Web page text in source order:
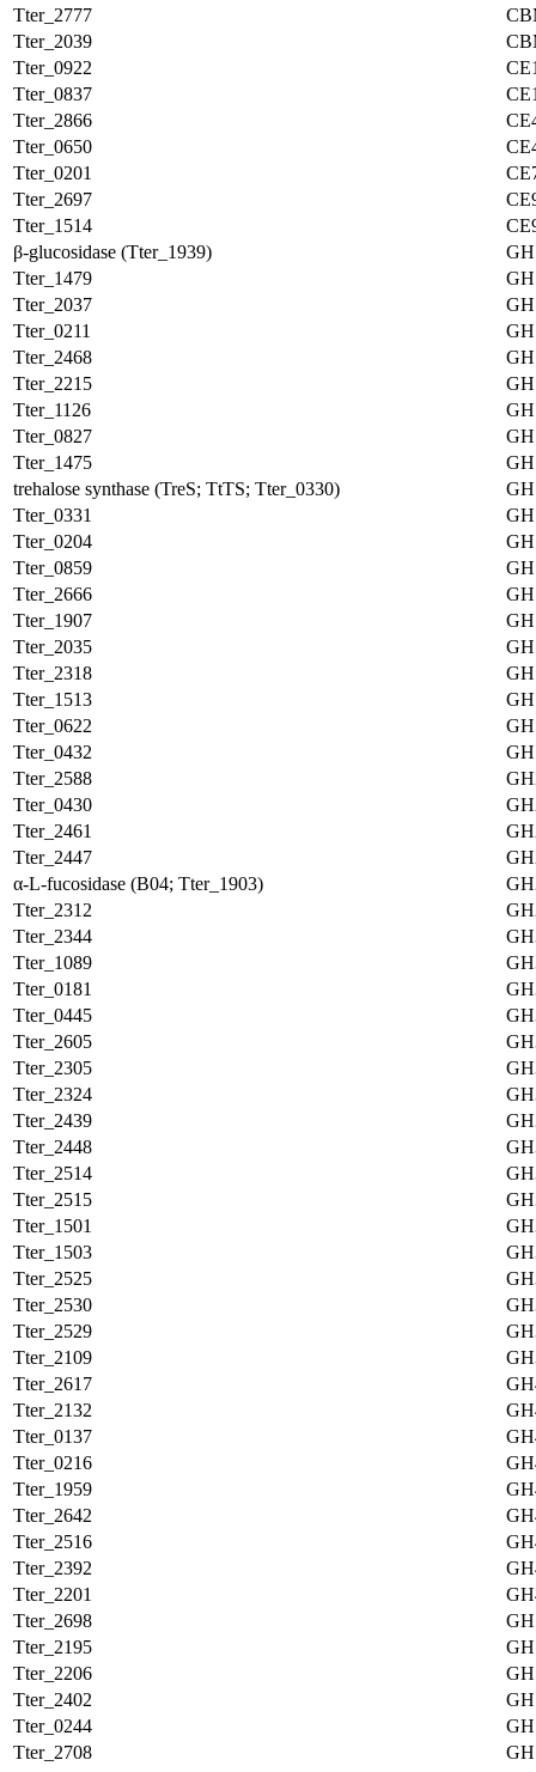
Tter_2777
Tter_2039
Tter_0922
Tter_0837
Tter_2866
Tter_0650
Tter_0201
Tter_2697
Tter_1514
β-glucosidase (Tter_1939)
Tter_1479
Tter_2037
Tter_0211
Tter_2468
Tter_2215
Tter_1126
Tter_0827
Tter_1475
trehalose synthase (TreS; TtTS; Tter_0330)
Tter_0331
Tter_0204
Tter_0859
Tter_2666
Tter_1907
Tter_2035
Tter_2318
Tter_1513
Tter_0622
Tter_0432
Tter_2588
Tter_0430
Tter_2461
Tter_2447
α-L-fucosidase (B04; Tter_1903)
Tter_2312
Tter_2344
Tter_1089
Tter_0181
Tter_0445
Tter_2605
Tter_2305
Tter_2324
Tter_2439
Tter_2448
Tter_2514
Tter_2515
Tter_1501
Tter_1503
Tter_2525
Tter_2530
Tter_2529
Tter_2109
Tter_2617
Tter_2132
Tter_0137
Tter_0216
Tter_1959
Tter_2642
Tter_2516
Tter_2392
Tter_2201
Tter_2698
Tter_2195
Tter_2206
Tter_2402
Tter_0244
Tter_2708